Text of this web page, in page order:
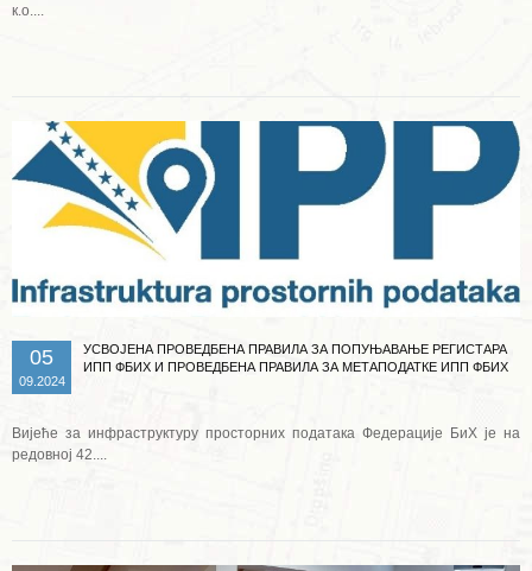
к.о....
05
09.2024
УСВОЈЕНА ПРОВЕДБЕНА ПРАВИЛА ЗА ПОПУЊАВАЊЕ РЕГИСТАРА
ИПП ФБИХ И ПРОВЕДБЕНА ПРАВИЛА ЗА МЕТАПОДАТКЕ ИПП ФБИХ
Вијеће за инфраструктуру просторних података Федерације БиХ је на
редовној 42....